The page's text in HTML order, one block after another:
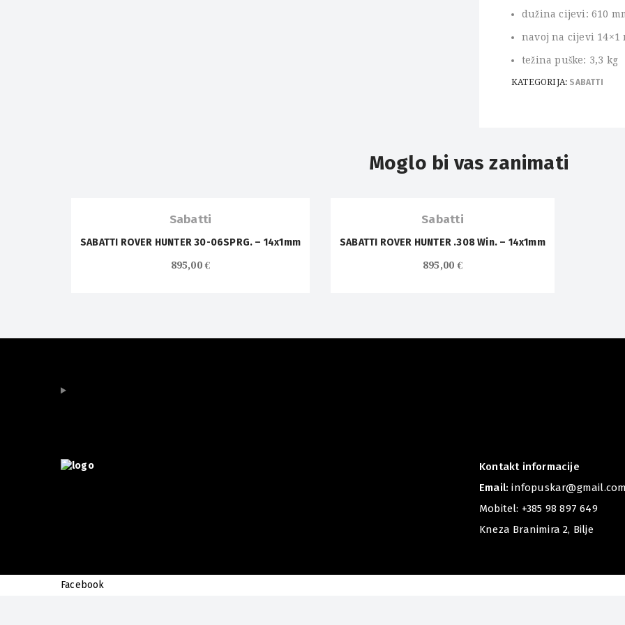
dužina cijevi: 610
navoj na cijevi 14×1
težina puške: 3,3 kg
KATEGORIJA: SABATTI
Moglo bi vas zanimati
Sabatti
SABATTI ROVER HUNTER 30-06SPRG. – 14x1mm
895,00€
OUT OF
Sabatti
SABATTI ROVER HUNTER .308 Win. – 14x1mm
895,00€
Kontakt informacije
Email:infopuskar@gmail.com
Mobitel: +385 98 897 649
Kneza Branimira 2, Bilje
Facebook